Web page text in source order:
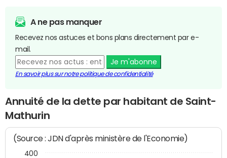
A ne pas manquer
Recevez nos astuces et bons plans directement par e-
mail.
Je m'abonne
En savoir plus sur notre politique de confidentialité
Annuité de la dette par habitant de Saint-
Mathurin
(Source : JDN d'après ministère de l'Economie)
400